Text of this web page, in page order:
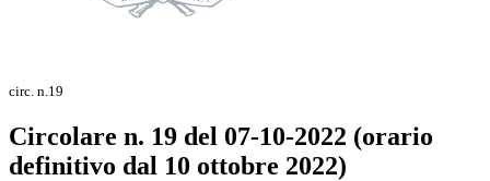
circ. n.19
Circolare n. 19 del 07-10-2022 (orario
definitivo dal 10 ottobre 2022)